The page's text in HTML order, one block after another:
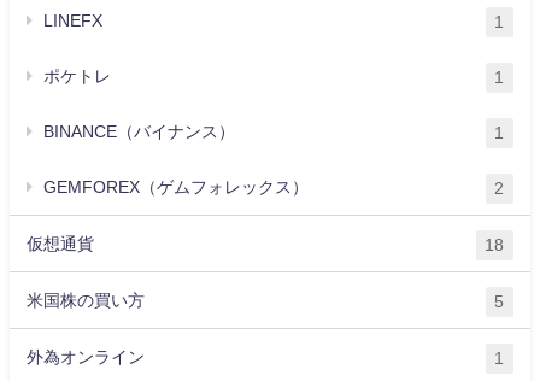
LINEFX 1
ポケトレ 1
BINANCE（バイナンス） 1
GEMFOREX（ゲムフォレックス） 2
仮想通貨 18
米国株の買い方 5
外為オンライン 1